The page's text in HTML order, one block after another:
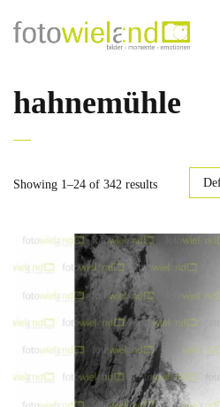
hahnemühle
Showing 1–24 of 342 results